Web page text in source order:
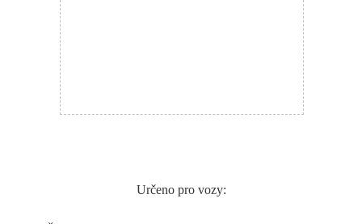
Určeno pro vozy: